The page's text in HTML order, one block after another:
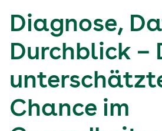
Diagnose,
Durchblick –
Chance im